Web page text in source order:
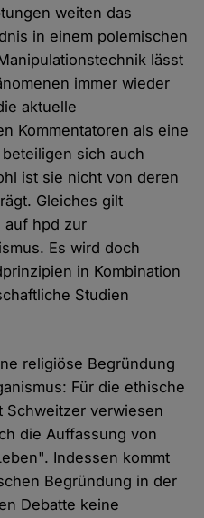
weiten das
in einem polemischen
lässt
immer wieder
aktuelle
Kommentatoren als eine
sich auch
ist sie nicht von deren
Gleiches gilt
auf hpd zur
Es wird doch
in Kombination
Studien
religiöse Begründung
Für die ethische
Schweitzer verwiesen
die Auffassung von
Indessen kommt
Begründung in der
Debatte keine